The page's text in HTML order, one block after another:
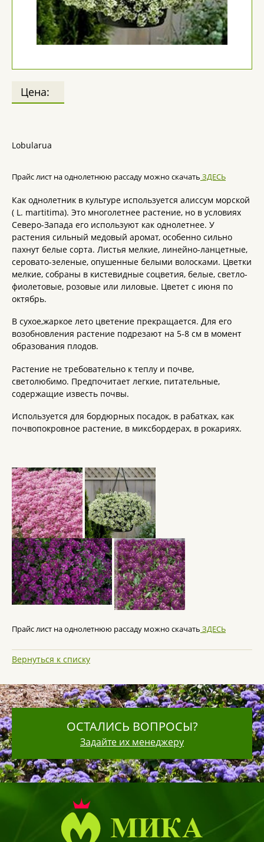
Цена:
Lobularua
Прайс лист на однолетнюю рассаду можно скачать ЗДЕСЬ
Как однолетник в культуре используется алиссум морской
( L. martitima). Это многолетнее растение, но в условиях
Северо-Запада его используют как однолетнее. У
растения сильный медовый аромат, особенно сильно
пахнут белые сорта. Листья мелкие, линейно-ланцетные,
серовато-зеленые, опушенные белыми волосками. Цветки
мелкие, собраны в кистевидные соцветия, белые, светло-
фиолетовые, розовые или лиловые. Цветет с июня по
октябрь.
В сухое,жаркое лето цветение прекращается. Для его
возобновления растение подрезают на 5-8 см в момент
образования плодов.
Растение не требовательно к теплу и почве,
светолюбимо. Предпочитает легкие, питательные,
содержащие известь почвы.
Используется для бордюрных посадок, в рабатках, как
почвопокровное растение, в миксбордерах, в рокариях.
Прайс лист на однолетнюю рассаду можно скачать ЗДЕСЬ
Вернуться к списку
ОСТАЛИСЬ ВОПРОСЫ?
Задайте их менеджеру